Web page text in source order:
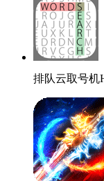
排队云取号机